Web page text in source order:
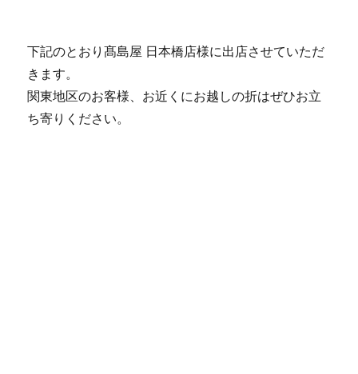
下記のとおり髙島屋 日本橋店様に出店させていただ
きます。
関東地区のお客様、お近くにお越しの折はぜひお立
ち寄りください。